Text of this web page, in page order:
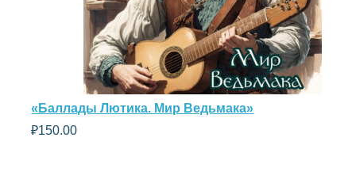
«Баллады Лютика. Мир Ведьмака»
₽150.00